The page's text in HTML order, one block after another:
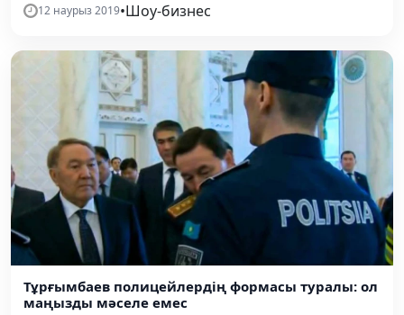
12 наурыз 2019•Шоу-бизнес
Тұрғымбаев полицейлердің формасы туралы: ол
маңызды мәселе емес